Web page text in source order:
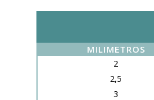
MILIMETROS
2
2,5
3